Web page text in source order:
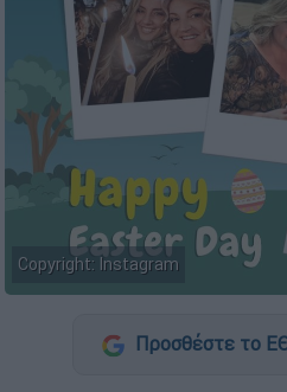
Copyright: Instagram
Προσθέστε το